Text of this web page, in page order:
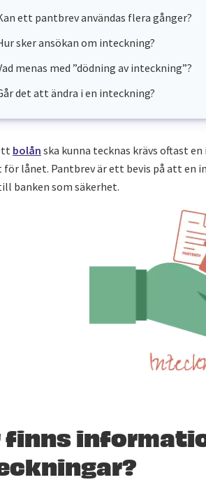
ett pantbrev användas flera gånger?
sker ansökan om inteckning?
menas med ”dödning av inteckning”?
det att ändra i en inteckning?
bolån ska kunna tecknas krävs oftast
för lånet. Pantbrev är ett bevis på att en
banken som säkerhet.
finns